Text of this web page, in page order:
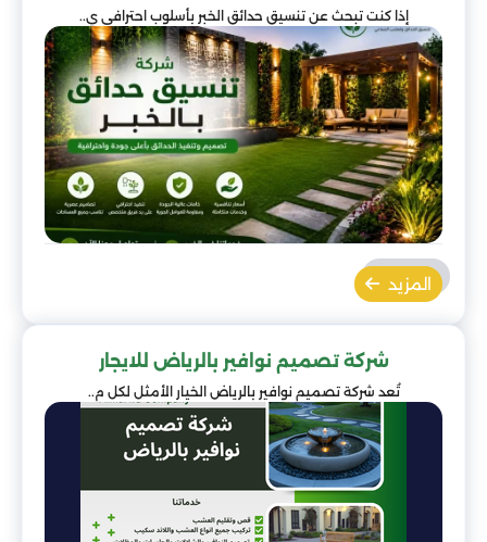
إذا كنت تبحث عن تنسيق حدائق الخبر بأسلوب احترافي ي..
المزيد
شركة تصميم نوافير بالرياض للايجار
تُعد شركة تصميم نوافير بالرياض الخيار الأمثل لكل م..